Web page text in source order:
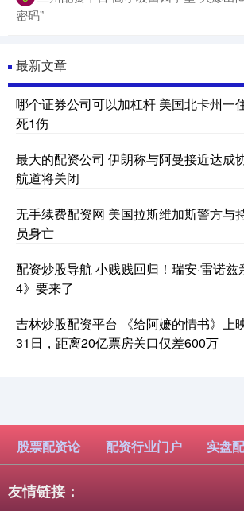
密码”
最新文章
哪个证券公司可以加杠杆 美国北卡州一
死1伤
最大的配资公司 伊朗称与阿曼接近达成
航道将关闭
无手续费配资网 美国拉斯维加斯警方与
员身亡
配资炒股导航 小贱贱回归！瑞安·雷诺
4》要来了
吉林炒股配资平台 《给阿嬷的情书》上
31日，距离20亿票房关口仅差600万
股票配资论 配资行业门户 实盘
友情链接：